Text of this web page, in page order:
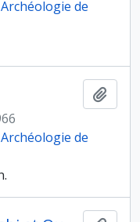
de
de